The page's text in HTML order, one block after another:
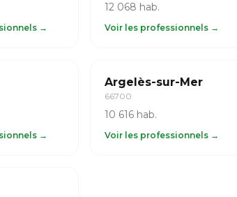
→
12 068 hab.
Voir les professionnels →
→
Argelès-sur-Mer
66700
10 616 hab.
Voir les professionnels →